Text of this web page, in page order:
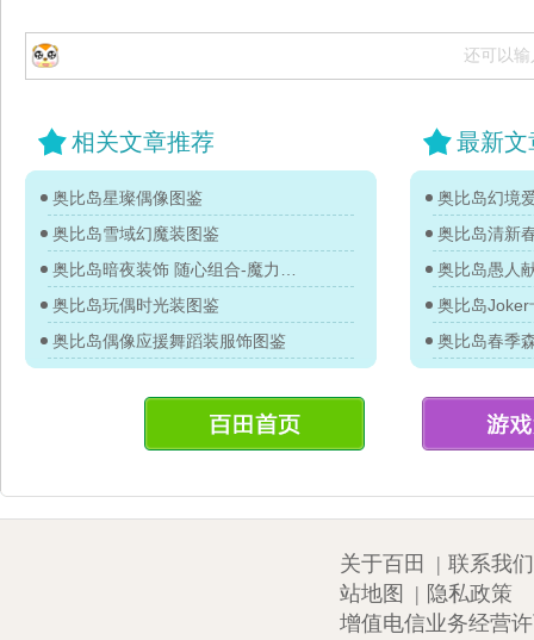
还可以输
相关文章推荐
奥比岛星璨偶像图鉴
奥比岛雪域幻魔装图鉴
奥比岛玩偶时光装图鉴
奥比岛偶像应援舞蹈装服饰图鉴
最新文
奥比岛清新
奥比岛Joker
关于百田 | 联系我们
站地图
| 隐私政策
增值电信业务经营